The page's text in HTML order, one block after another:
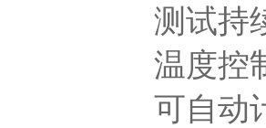
测试持
温度控
可自动